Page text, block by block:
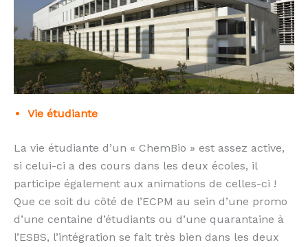
Vie étudiante
La vie étudiante d’un « ChemBio » est assez active,
si celui-ci a des cours dans les deux écoles, il
participe également aux animations de celles-ci !
Que ce soit du côté de l’ECPM au sein d’une promo
d’une centaine d’étudiants ou d’une quarantaine à
l’ESBS, l’intégration se fait très bien dans les deux